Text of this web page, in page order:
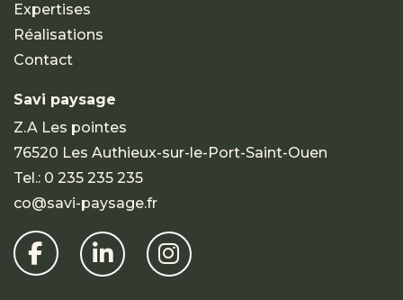
Expertises
Réalisations
Contact
Savi paysage
Z.A Les pointes
76520 Les Authieux-sur-le-Port-Saint-Ouen
Tel.: 0 235 235 235
co@savi-paysage.fr